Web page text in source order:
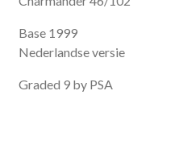
Base 1999
Nederlandse versie
Graded 9 by PSA